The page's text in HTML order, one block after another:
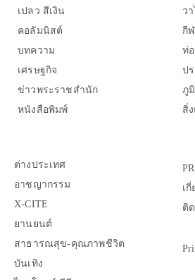
เปลว สีเงิน
คอลัมนิสต์
บทความ
เศรษฐกิจ
ข่าวพระราชสำนัก
หนังสือพิมพ์
ว
กี
ท่
ป
ภู
สิ่
ต่างประเทศ
อาชญากรรม
X-CITE
ยานยนต์
สาธารณสุข-คุณภาพชีวิต
บันเทิง
เ
ติ